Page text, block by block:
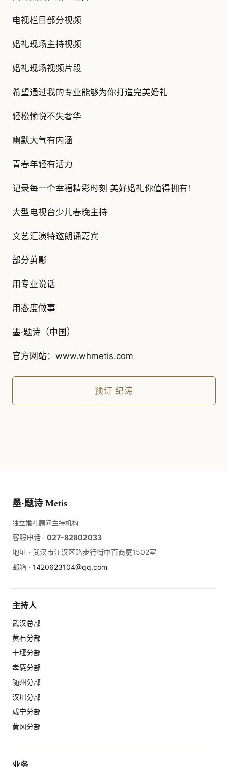
电视栏目部分视频
婚礼现场主持视频
婚礼现场视频片段
希望通过我的专业能够为你打造完美婚礼
轻松愉悦不失奢华
幽默大气有内涵
青春年轻有活力
记录每一个幸福精彩时刻 美好婚礼你值得拥有！
大型电视台少儿春晚主持
文艺汇演特邀朗诵嘉宾
部分剪影
用专业说话
用态度做事
墨·题诗（中国）
官方网站：www.whmetis.com
预订纪涛
墨·题诗 Metis
独立婚礼顾问主持机构
客服电话 · 027-82802033
地址 · 武汉市江汉区路步行街中百商厦1502室
邮箱 · 1420623104@qq.com
主持人
武汉总部
黄石分部
十堰分部
孝感分部
随州分部
汉川分部
咸宁分部
黄冈分部